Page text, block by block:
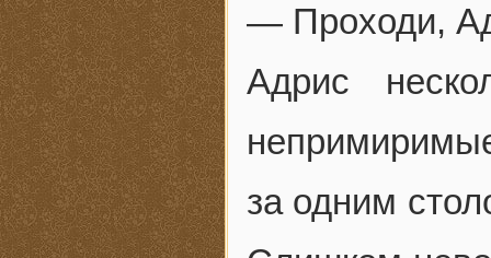
— Проходи,
Адрис
за одним